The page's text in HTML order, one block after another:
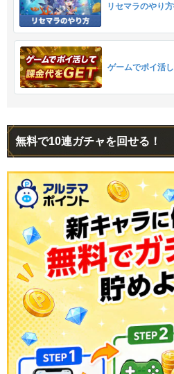
リセマラのやり
ゲームでポイ活
無料で10連ガチャを回せる！